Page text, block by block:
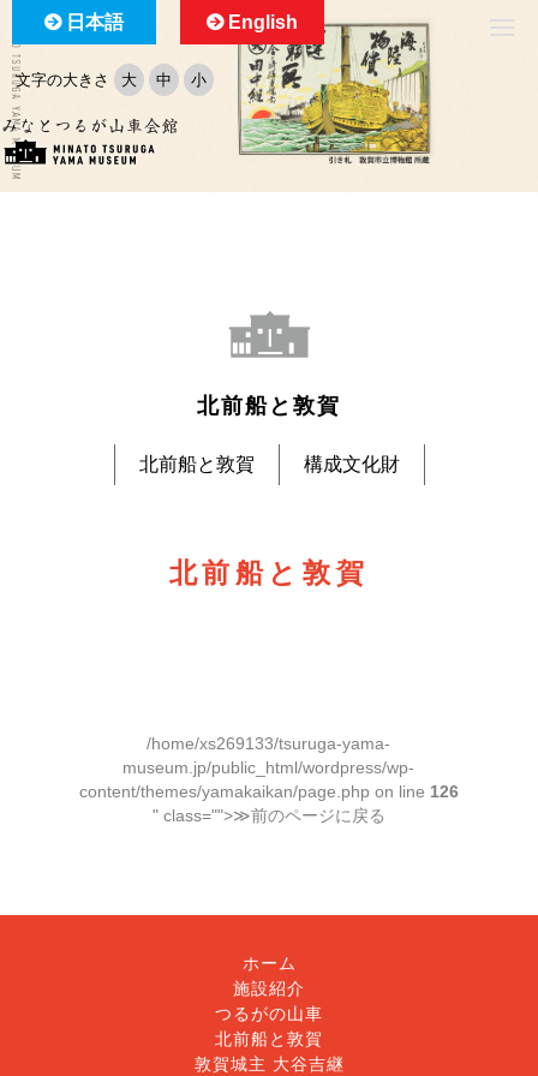
日本語 English
文字の大きさ 大 中 小
北前船と敦賀
北前船と敦賀 構成文化財
北前船と敦賀
/home/xs269133/tsuruga-yama-
museum.jp/public_html/wordpress/wp-
content/themes/yamakaikan/page.php on line 126
" class="">≫前のページに戻る
ホーム
施設紹介
つるがの山車
北前船と敦賀
敦賀城主 大谷吉継